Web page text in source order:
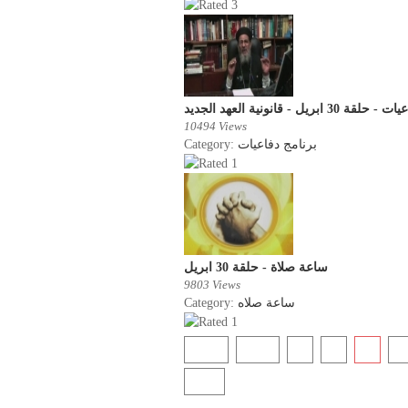
30 ابريل - قانونية العهد الجديد
10494 Views
Category: برنامج دفاعيات
ساعة صلاة - حلقة 30 ابريل
9803 Views
Category: ساعة صلاه